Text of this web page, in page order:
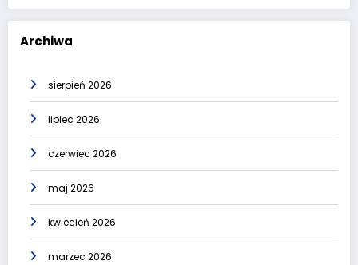
Archiwa
sierpień 2026
lipiec 2026
czerwiec 2026
maj 2026
kwiecień 2026
marzec 2026